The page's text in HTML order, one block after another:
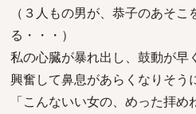
（３人もの男が、恭子のあそ
る・・・）
私の心臓が暴れ出し、鼓動が早
興奮して鼻息があらくなりそう
「こんないい女の、めった拝め